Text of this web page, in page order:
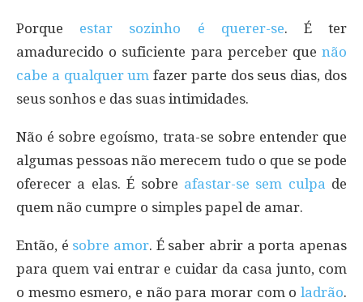
Porque estar sozinho é querer-se. É ter
amadurecido o suficiente para perceber que não
cabe a qualquer um fazer parte dos seus dias, dos
seus sonhos e das suas intimidades.
Não é sobre egoísmo, trata-se sobre entender que
algumas pessoas não merecem tudo o que se pode
oferecer a elas. É sobre afastar-se sem culpa de
quem não cumpre o simples papel de amar.
Então, é sobre amor. É saber abrir a porta apenas
para quem vai entrar e cuidar da casa junto, com
o mesmo esmero, e não para morar com o ladrão.